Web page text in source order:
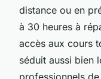
distance ou en
à 30 heures à
accès aux cours
séduit aussi bien
professionnels